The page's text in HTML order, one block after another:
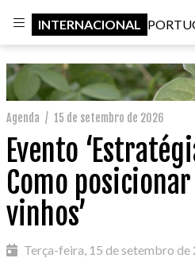
INTERNACIONAL
Agenda / 15 de setembro de 2026
Evento
Como
vinhos’
Terça-feira, 15 de setembro de